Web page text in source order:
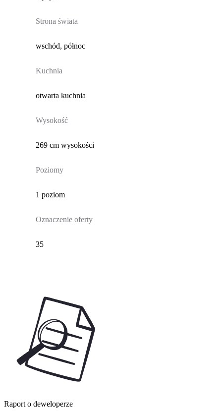
Strona świata
wschód, północ
Kuchnia
otwarta kuchnia
Wysokość
269 cm wysokości
Poziomy
1 poziom
Oznaczenie oferty
35
Raport o deweloperze